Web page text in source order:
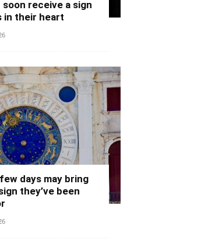
soon receive a sign
in their heart
days may bring
they’ve been